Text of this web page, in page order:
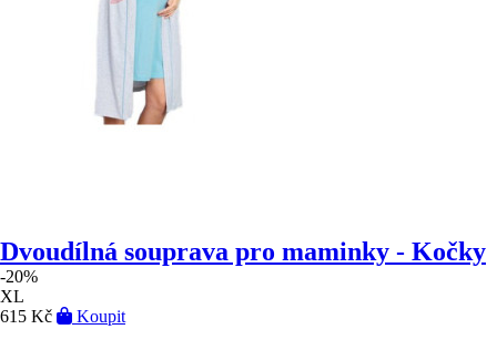
Dvoudílná souprava pro maminky - Kočky
-20%
XL
615 Kč
Koupit